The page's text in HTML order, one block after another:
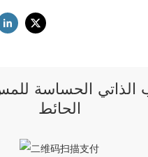
الذاتي الحساسة
الحائط